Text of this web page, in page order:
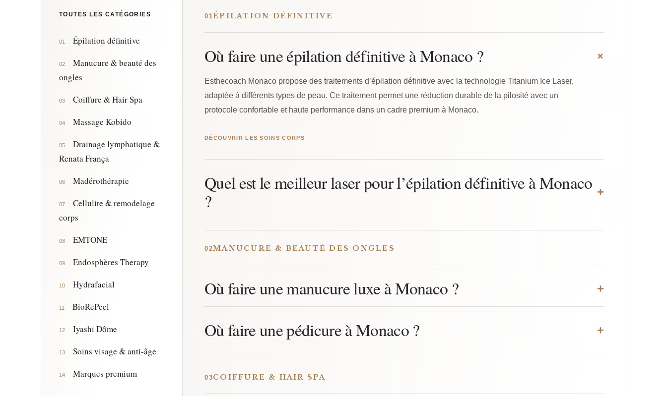
TOUTES LES CATÉGORIES
01 Épilation définitive
02
Manucure & beauté des
ongles
03 Coiffure & Hair Spa
04 Massage Kobido
05
Drainage lymphatique &
Renata França
06 Madérothérapie
07
Cellulite & remodelage
corps
08 EMTONE
09 Endosphères Therapy
10 Hydrafacial
11 BioRePeel
12 Iyashi Dôme
13 Soins visage & anti-âge
14 Marques premium
01ÉPILATION DÉFINITIVE
Où faire une épilation définitive à Monaco ? +
Esthecoach Monaco propose des traitements d’épilation définitive avec la technologie Titanium Ice Laser,
adaptée à différents types de peau. Ce traitement permet une réduction durable de la pilosité avec un
protocole confortable et haute performance dans un cadre premium à Monaco.
DÉCOUVRIR LES SOINS CORPS
Quel est le meilleur laser pour l’épilation définitive à Monaco
?
+
02MANUCURE & BEAUTÉ DES ONGLES
Où faire une manucure luxe à Monaco ? +
Où faire une pédicure à Monaco ? +
03COIFFURE & HAIR SPA